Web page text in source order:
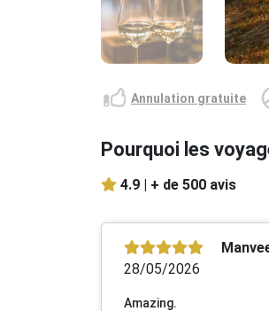
Annulation gratuite
Pourquoi les
4.9 | + de 500 avis
28/05/2026
Amazing.